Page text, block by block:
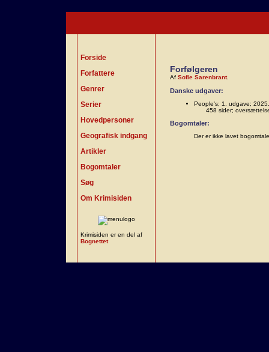
Forside
Forfattere
Genrer
Serier
Hovedpersoner
Geografisk indgang
Artikler
Bogomtaler
Søg
Om Krimisiden
Krimisiden er en del af
Bognettet
Forfølgeren
Af Sofie Sarenbrant.
Danske udgaver:
People's; 1. udgave; 2025.
458 sider;
Bogomtaler:
Der er ikke lavet